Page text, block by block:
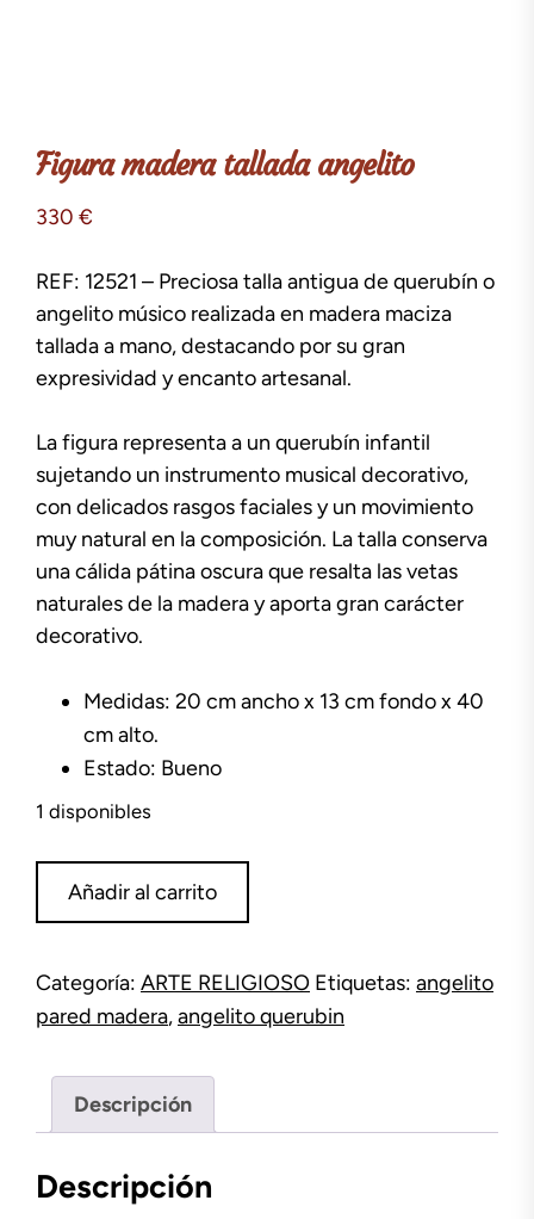
Figura madera tallada angelito
330 €
REF: 12521 – Preciosa talla antigua de querubín o
angelito músico realizada en madera maciza
tallada a mano, destacando por su gran
expresividad y encanto artesanal.
La figura representa a un querubín infantil
sujetando un instrumento musical decorativo,
con delicados rasgos faciales y un movimiento
muy natural en la composición. La talla conserva
una cálida pátina oscura que resalta las vetas
naturales de la madera y aporta gran carácter
decorativo.
Medidas: 20 cm ancho x 13 cm fondo x 40
cm alto.
Estado: Bueno
1 disponibles
madera
cantidad
Añadir al carrito
Categoría: ARTE RELIGIOSO Etiquetas: angelito
pared madera,angelito querubin
Descripción
Descripción